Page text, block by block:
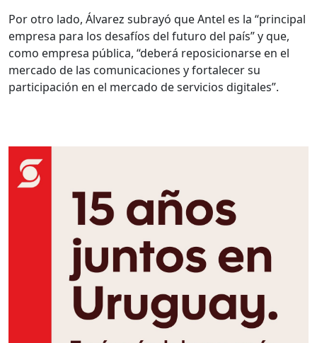
Por otro lado, Álvarez subrayó que Antel es la “principal
empresa para los desafíos del futuro del país” y que,
como empresa pública, “deberá reposicionarse en el
mercado de las comunicaciones y fortalecer su
participación en el mercado de servicios digitales”.